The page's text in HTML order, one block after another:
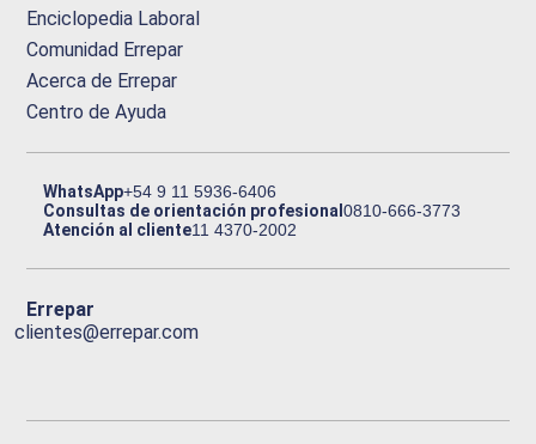
Enciclopedia Laboral
Comunidad Errepar
Acerca de Errepar
Centro de Ayuda
WhatsApp+54 9 11 5936-6406
Consultas de orientación profesional0810-666-3773
Atención al cliente11 4370-2002
Errepar
clientes@errepar.com